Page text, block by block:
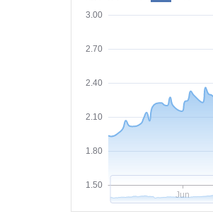
1.50
1.80
2.10
2.40
2.70
3.00
Jun